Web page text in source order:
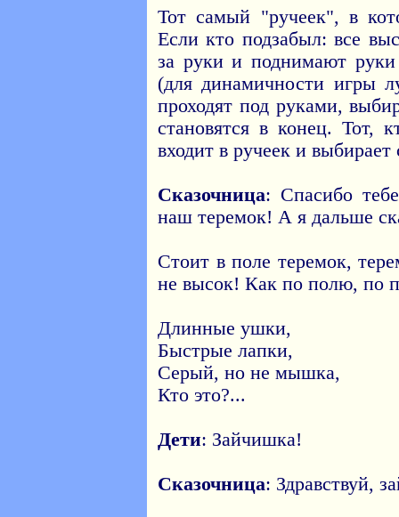
Тот самый "ручеек", в
Если кто подзабыл: все
за руки и поднимают руки
(для динамичности игры
проходят под руками,
становятся в конец. Тот,
входит в ручеек и выбирает
Сказочница: Спасибо
наш теремок! А я дальше
Стоит в поле теремок,
не высок! Как по полю, по
Длинные ушки,
Быстрые лапки,
Серый, но не мышка,
Кто это?...
Дети: Зайчишка!
Сказочница: Здравствуй,